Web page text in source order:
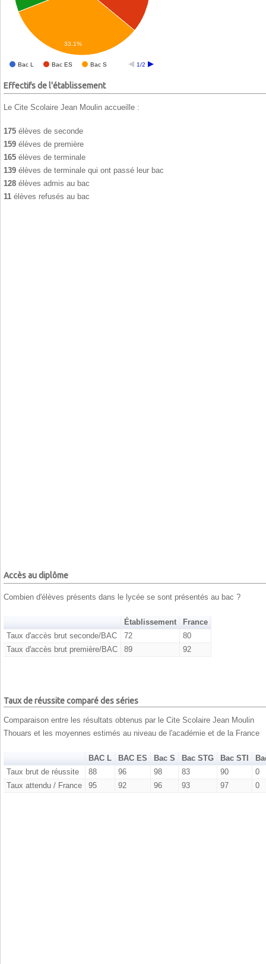
Bac L Bac ES Bac S 1/2
33.1%
Effectifs de l'établissement
Le Cite Scolaire Jean Moulin accueille :
175 élèves de seconde
159 élèves de première
165 élèves de terminale
139 élèves de terminale qui ont passé leur bac
128 élèves admis au bac
11 élèves refusés au bac
Accès au diplôme
Combien d'élèves présents dans le lycée se sont présentés au bac ?
Établissement
France
Taux d'accès brut seconde/BAC
72
80
Taux d'accès brut première/BAC
89 92
Taux de réussite comparé des séries
Comparaison entre les résultats obtenus par le Cite Scolaire Jean Moulin
Thouars et les moyennes estimés au niveau de l'académie et de la France
BAC L BAC ES Bac S Bac STG Bac STI
Taux brut de réussite
88 96 98 83 90
0
Taux attendu / France
95 92 96 93 97 0